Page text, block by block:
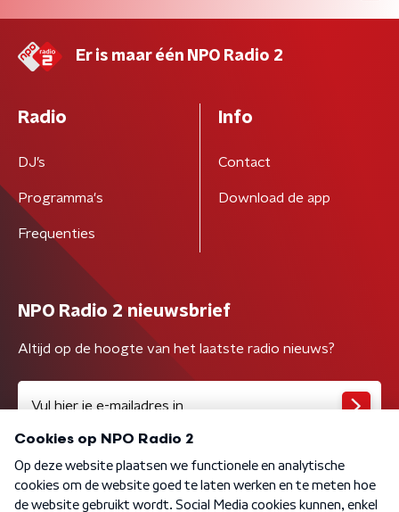
Er is maar één NPO Radio 2
Radio
DJ’s
Programma's
Frequenties
Info
Contact
Download de app
NPO Radio 2 nieuwsbrief
Altijd op de hoogte van het laatste radio nieuws?